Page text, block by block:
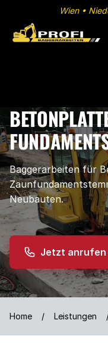
Wien •
Baggerarbeiten für
Neubauten.
Jetzt anrufen
Home / Leistungen